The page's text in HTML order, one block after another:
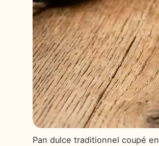
Pan dulce traditionnel coupé en